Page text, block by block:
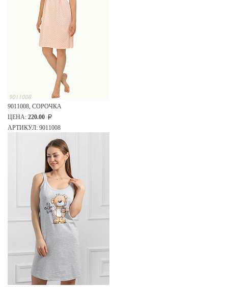
9011008, СОРОЧКА
ЦЕНА: 220.00
АРТИКУЛ: 9011008